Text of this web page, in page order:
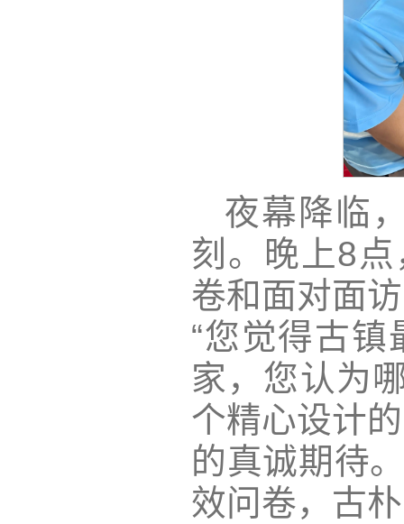
夜幕降临
刻。晚上8
卷和面对面
“您觉得古镇
家，您认为
个精心设计
的真诚期待
效问卷，古